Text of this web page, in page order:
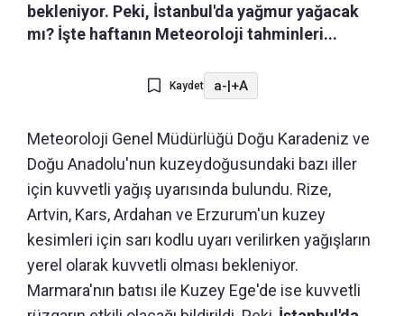
bekleniyor. Peki, İstanbul'da yağmur yağacak
mı? İşte haftanın Meteoroloji tahminleri...
Kaydet a-|+A
Meteoroloji Genel Müdürlüğü Doğu Karadeniz ve
Doğu Anadolu'nun kuzeydoğusundaki bazı iller
için kuvvetli yağış uyarısında bulundu. Rize,
Artvin, Kars, Ardahan ve Erzurum'un kuzey
kesimleri için sarı kodlu uyarı verilirken yağışların
yerel olarak kuvvetli olması bekleniyor.
Marmara'nın batısı ile Kuzey Ege'de ise kuvvetli